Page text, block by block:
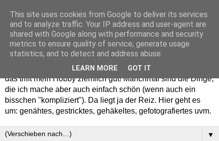
Willkommen in meinem "Wohnzimmer". Einfach und schön -
das trifft mein Hobby ziemlich gut! Manchmal sind die Dinge,
die ich mache aber auch einfach schön (wenn auch ein
bisschen "kompliziert"). Da liegt ja der Reiz. Hier geht es
um: genähtes, gestricktes, gehäkeltes, gefotografiertes uvm.
▼
This site uses cookies from Google to deliver its services
and to analyze traffic. Your IP address and user-agent are
shared with Google along with performance and security
metrics to ensure quality of service, generate usage
statistics, and to detect and address abuse.
LEARN MORE GOT IT